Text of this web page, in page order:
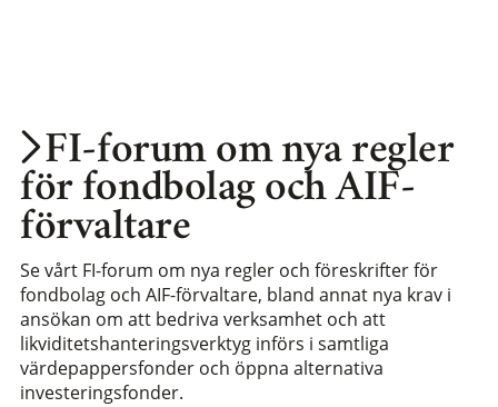
FI-forum om nya regler
för fondbolag och AIF-
förvaltare
Se vårt FI-forum om nya regler och föreskrifter för
fondbolag och AIF-förvaltare, bland annat nya krav i
ansökan om att bedriva verksamhet och att
likviditetshanteringsverktyg införs i samtliga
värdepappersfonder och öppna alternativa
investeringsfonder.